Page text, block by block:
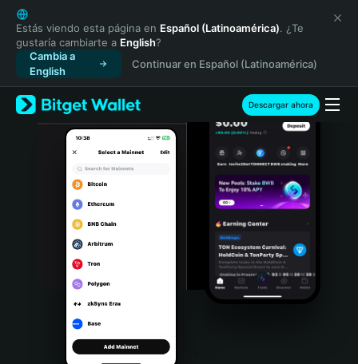
English
日本語
Tiếng Việt
Русский
Español (Latinoamérica)
Türkçe
Italiano
Português (Portugal)
Bahasa Indonesia
Português (Brasil)
Español (Argentina)
Estás viendo esta página en Español (Latinoamérica). ¿Te
gustaría cambiarte a English?
Cambia a
English
Continuar en Español (Latinoamérica)
Descargar ahora